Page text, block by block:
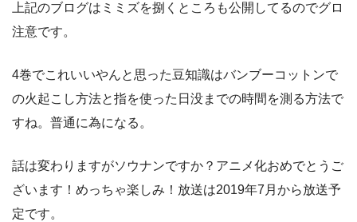
上記のブログはミミズを捌くところも公開してるのでグロ
注意です。
4巻でこれいいやんと思った豆知識はバンブーコットンで
の火起こし方法と指を使った日没までの時間を測る方法で
すね。普通に為になる。
話は変わりますがソウナンですか？アニメ化おめでとうご
ざいます！めっちゃ楽しみ！放送は2019年7月から放送予
定です。